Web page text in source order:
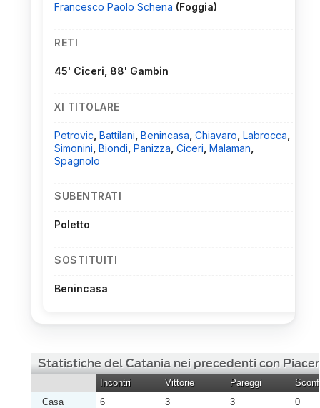
Francesco Paolo Schena (Foggia)
RETI
45' Ciceri, 88' Gambin
XI TITOLARE
Petrovic Battilani Benincasa Chiavaro Labrocca
Simonini Biondi Panizza Ciceri Malaman
Spagnolo
SUBENTRATI
Poletto
SOSTITUITI
Benincasa
Statistiche del Catania nei precedenti con
Incontri Vittorie Pareggi
Casa
6 3 3
0